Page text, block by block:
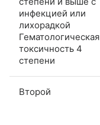
инфекцией или
лихорадкой
Гематологическая
токсичность 4
степени
Второй